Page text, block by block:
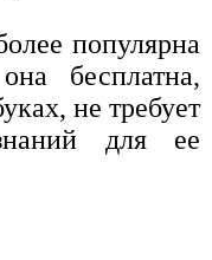
популярна
бесплатна,
не требует
для ее